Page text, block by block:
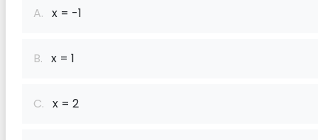
A. x = -1
B. x = 1
C. x = 2